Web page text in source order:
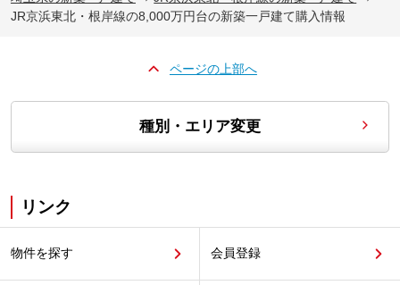
JR京浜東北・根岸線の8,000万円台の新築一戸建て購入情報
ページの上部へ
種別・エリア変更
リンク
物件を探す 会員登録